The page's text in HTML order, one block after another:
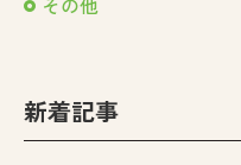
新着記事